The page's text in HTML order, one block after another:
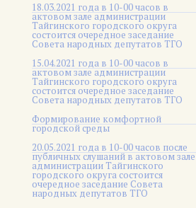
18.03.2021 года в 10-00 часов в
актовом зале администрации
Тайгинского городского округа
состоится очередное заседание
Совета народных депутатов ТГО
15.04.2021 года в 10-00 часов в
актовом зале администрации
Тайгинского городского округа
состоится очередное заседание
Совета народных депутатов ТГО
Формирование комфортной
городской среды
20.05.2021 года в 10-00 часов после
публичных слушаний в актовом зале
администрации Тайгинского
городского округа состоится
очередное заседание Совета
народных депутатов ТГО